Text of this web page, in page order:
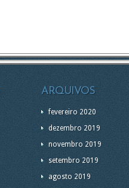
ARQUIVOS
fevereiro 2020
dezembro 2019
novembro 2019
setembro 2019
agosto 2019